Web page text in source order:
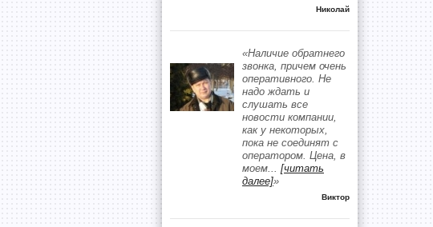
Николай
«Наличие обратнего
звонка, причем очень
оперативного. Не
надо ждать и
слушать все
новости компании,
как у некоторых,
пока не соединят с
оператором. Цена, в
моем... [читать
далее]»
Виктор